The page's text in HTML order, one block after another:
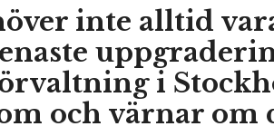
inte alltid
i
och värnar om